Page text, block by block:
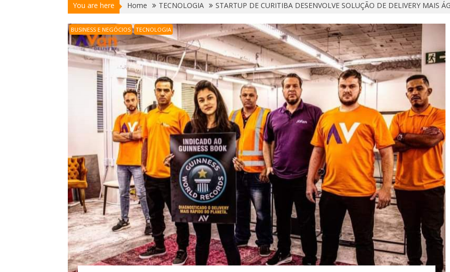
You are here Home TECNOLOGIA STARTUP DE CURITIBA DESENVOLVE SOLUÇÃO DE DELIVERY MAIS
BUSINESS E NEGÓCIOS TECNOLOGIA